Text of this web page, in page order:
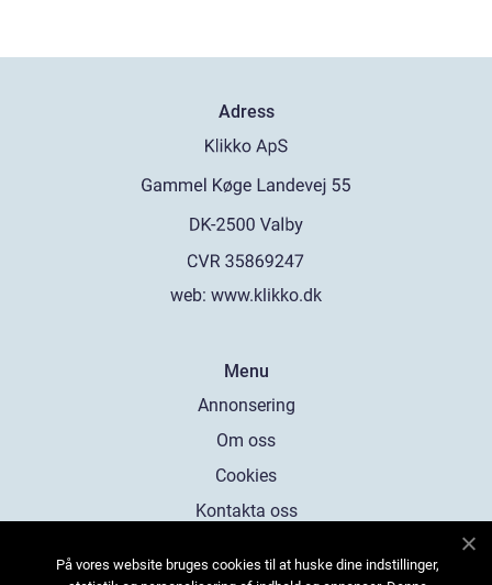
Adress
web: www.klikko.dk
Menu
Annonsering
Om oss
Cookies
Kontakta oss
På vores website bruges cookies til at huske dine indstillinger,